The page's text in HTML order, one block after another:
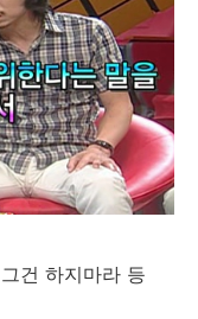
건 하지마라 등